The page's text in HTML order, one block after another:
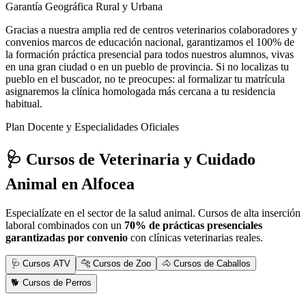
Garantía Geográfica Rural y Urbana
Gracias a nuestra amplia red de centros veterinarios colaboradores y
convenios marcos de educación nacional, garantizamos el 100% de
la formación práctica presencial para todos nuestros alumnos, vivas
en una gran ciudad o en un pueblo de provincia. Si no localizas tu
pueblo en el buscador, no te preocupes: al formalizar tu matrícula
asignaremos la clínica homologada más cercana a tu residencia
habitual.
Plan Docente y Especialidades Oficiales
🩺 Cursos de Veterinaria y Cuidado
Animal en Alfocea
Especialízate en el sector de la salud animal. Cursos de alta inserción
laboral combinados con un 70% de prácticas presenciales
garantizadas por convenio con clínicas veterinarias reales.
🩺 Cursos ATV 🐆 Cursos de Zoo
🐴 Cursos de Caballos
🐕 Cursos de Perros